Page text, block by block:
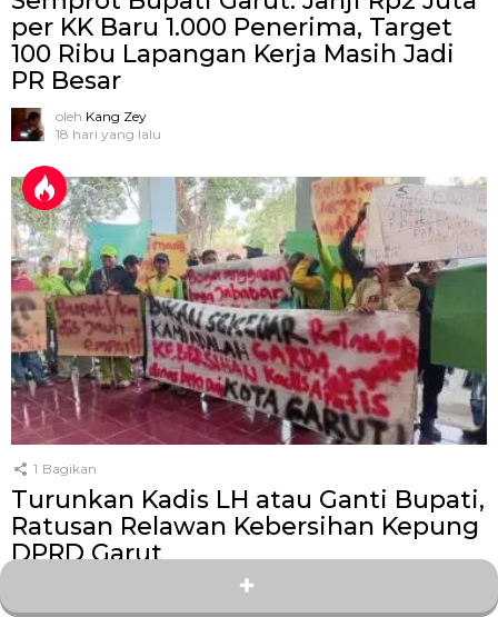
per KK Baru 1.000 Penerima, Target
100 Ribu Lapangan Kerja Masih Jadi
PR Besar
oleh Kang Zey
18 hari yang lalu
1 Bagikan
Turunkan Kadis LH atau Ganti Bupati,
Ratusan Relawan Kebersihan Kepung
DPRD Garut